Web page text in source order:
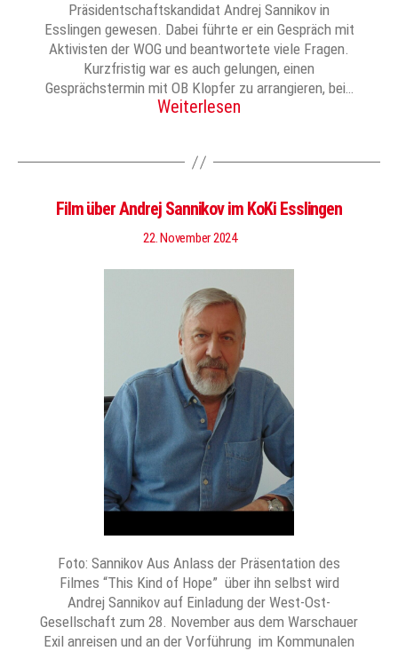
Präsidentschaftskandidat Andrej Sannikov in
Esslingen gewesen. Dabei führte er ein Gespräch mit
Aktivisten der WOG und beantwortete viele Fragen.
Kurzfristig war es auch gelungen, einen
Gesprächstermin mit OB Klopfer zu arrangieren, bei…
Weiterlesen
Film über Andrej Sannikov im KoKi Esslingen
22. November 2024
Foto: Sannikov Aus Anlass der Präsentation des
Filmes “This Kind of Hope” über ihn selbst wird
Andrej Sannikov auf Einladung der West-Ost-
Gesellschaft zum 28. November aus dem Warschauer
Exil anreisen und an der Vorführung im Kommunalen